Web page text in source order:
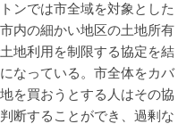
ンでは市全域を対象とした
内の細かい地区の土地所有
地利用を制限する協定を結
なっている。市全体をカバ
を買おうとする人はその協
断することができ、過剰な